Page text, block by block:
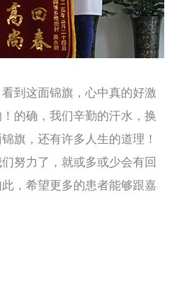
看到这面锦旗，心中真的好激
的确，我们辛勤的汗水，换
旗，还有许多人生的道理！
努力了，就或多或少会有回
，希望更多的患者能够跟嘉